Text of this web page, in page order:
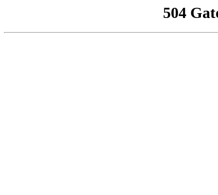
504